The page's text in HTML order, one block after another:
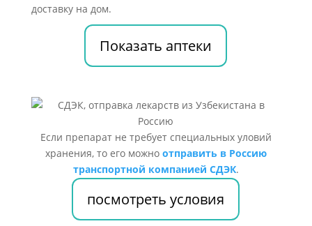
доставку на дом.
Показать аптеки
Если препарат не требует специальных уловий
хранения, то его можно отправить в Россию
транспортной компанией СДЭК.
посмотреть условия